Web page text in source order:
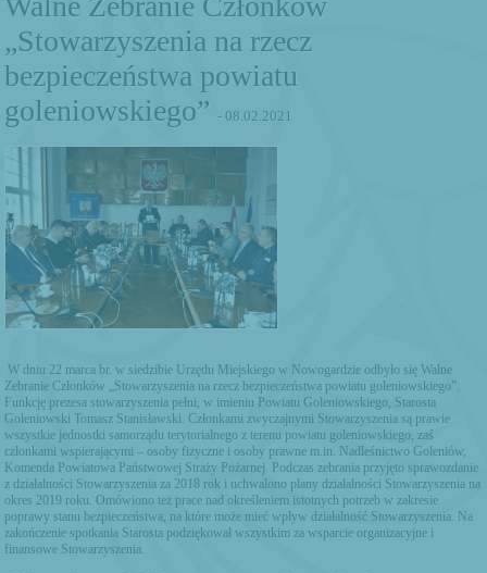
„Stowarzyszenia na rzecz
bezpieczeństwa powiatu
goleniowskiego” - 08.02.2021
W dniu 22 marca br. w siedzibie Urzędu Miejskiego w Nowogardzie odbyło się Walne
Zebranie Członków „Stowarzyszenia na rzecz bezpieczeństwa powiatu goleniowskiego”.
Funkcję prezesa stowarzyszenia pełni, w imieniu Powiatu Goleniowskiego, Starosta
Goleniowski Tomasz Stanisławski. Członkami zwyczajnymi Stowarzyszenia są prawie
wszystkie jednostki samorządu terytorialnego z terenu powiatu goleniowskiego, zaś
członkami wspierającymi – osoby fizyczne i osoby prawne m.in. Nadleśnictwo Goleniów,
Komenda Powiatowa Państwowej Straży Pożarnej. Podczas zebrania przyjęto sprawozdanie
z działalności Stowarzyszenia za 2018 rok i uchwalono plany działalności Stowarzyszenia na
okres 2019 roku. Omówiono też prace nad określeniem istotnych potrzeb w zakresie
poprawy stanu bezpieczeństwa, na które może mieć wpływ działalność Stowarzyszenia. Na
zakończenie spotkania Starosta podziękował wszystkim za wsparcie organizacyjne i
finansowe Stowarzyszenia.